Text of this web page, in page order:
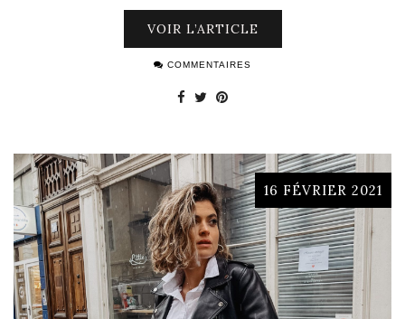
VOIR L’ARTICLE
COMMENTAIRES
16 FÉVRIER 2021